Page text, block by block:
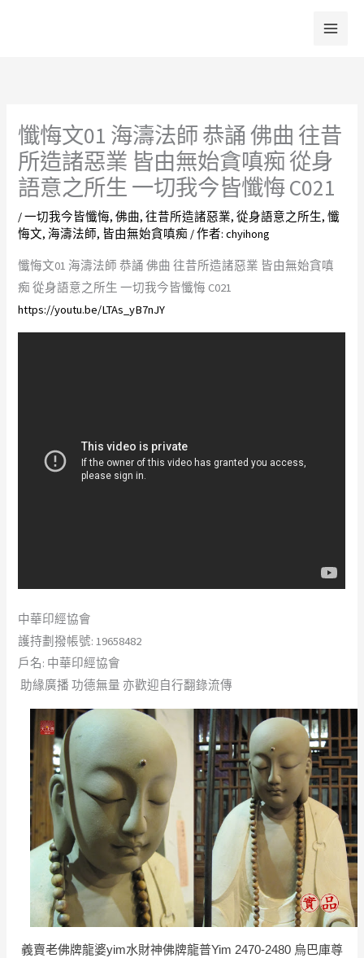
懺悔文01 海濤法師 恭誦 佛曲 往昔
所造諸惡業 皆由無始貪嗔痴 從身
語意之所生 一切我今皆懺悔 C021
/一切我今皆懺悔,佛曲,往昔所造諸惡業,從身語意之所生,懺
悔文, 海濤法師, 皆由無始貪嗔痴 / 作者:chyihong
懺悔文01 海濤法師 恭誦 佛曲 往昔所造諸惡業 皆由無始貪嗔
痴 從身語意之所生 一切我今皆懺悔 C021
https://youtu.be/LTAs_yB7nJY
中華印經協會
護持劃撥帳號: 19658482
戶名: 中華印經協會
助緣廣播 功德無量 亦歡迎自行翻錄流傳
義賣老佛牌龍婆yim水財神佛牌龍普Yim 2470-2480 烏巴庫尊